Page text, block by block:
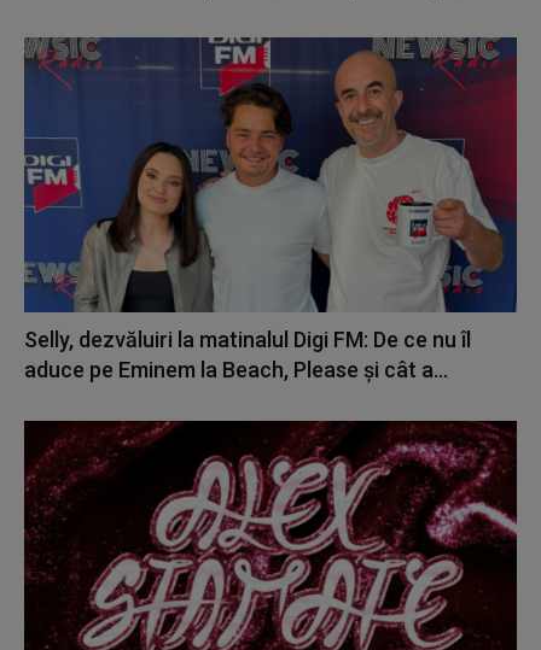
Selly, dezvăluiri la matinalul Digi FM: De ce nu îl
aduce pe Eminem la Beach, Please și cât a...